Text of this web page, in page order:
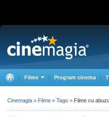
Filme Program cinema
Cinemagia > Filme > Tags > Filme cu